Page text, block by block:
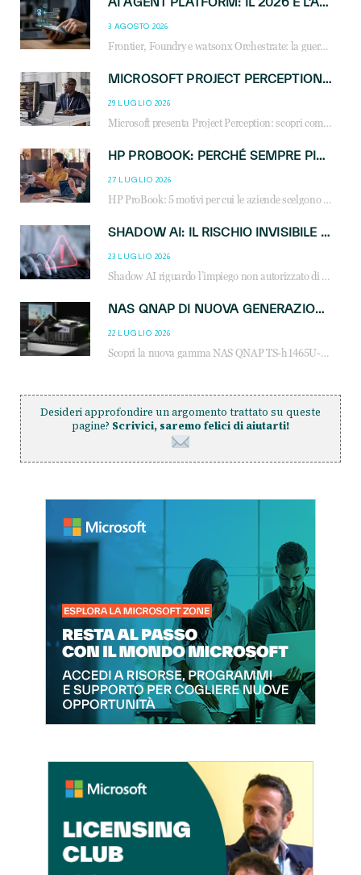
3 AGOSTO 2026
Frontier, Foundry e watsonx Orchestrate: la guerra delle piattaforme AI agent ridisegna il mercato IT. Cosa cambia per reseller, MSP e system integrator.
MICROSOFT PROJECT PERCEPTION: COME GLI AGENTI AI CAMBIERANNO SOC, CYBERSECURITY E SERVIZI MSP
29 LUGLIO 2026
Microsoft presenta Project Perception: scopri come gli agenti AI possono trasformare cybersecurity, SOC e servizi gestiti degli MSP.
HP PROBOOK: PERCHÉ SEMPRE PIÙ AZIENDE SCELGONO NOTEBOOK PROGETTATI PER IL LAVORO MODERNO
27 LUGLIO 2026
HP ProBook: 5 motivi per cui le aziende scelgono i notebook business HP per migliorare produttività, sicurezza e gestione dell’AI.
SHADOW AI: IL RISCHIO INVISIBILE CHE LE AZIENDE POSSONO GOVERNARE
23 LUGLIO 2026
Shadow AI riguardo l’impiego non autorizzato di sistemi AI all’interno dell’azienda. E’ una pratica che si diffonde a partire dai dipendenti fino ai dirigenti e mette a repentaglio la cybersecurity, con costi più elevati per le organizzazioni. Due recenti report illustrano il fenomeno e forniscono dati in merito
NAS QNAP DI NUOVA GENERAZIONE: PIÙ PRESTAZIONI, SCALABILITÀ E PROTEZIONE DEI DATI PER LE INFRASTRUTTURE IT MODERNE
22 LUGLIO 2026
Scopri la nuova gamma NAS QNAP TS-h1465U-RP, TS-h1065eU e TS-h665U: storage aziendale con ZFS, DDR5, E1.S NVMe e connettività 2.5GbE per backup, virtualizzazione e cybersecurity.
Desideri approfondire un argomento trattato su queste
pagine? Scrivici, saremo felici di aiutarti!